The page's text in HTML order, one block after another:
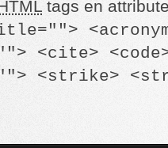
tags en
<cite>
<strike>